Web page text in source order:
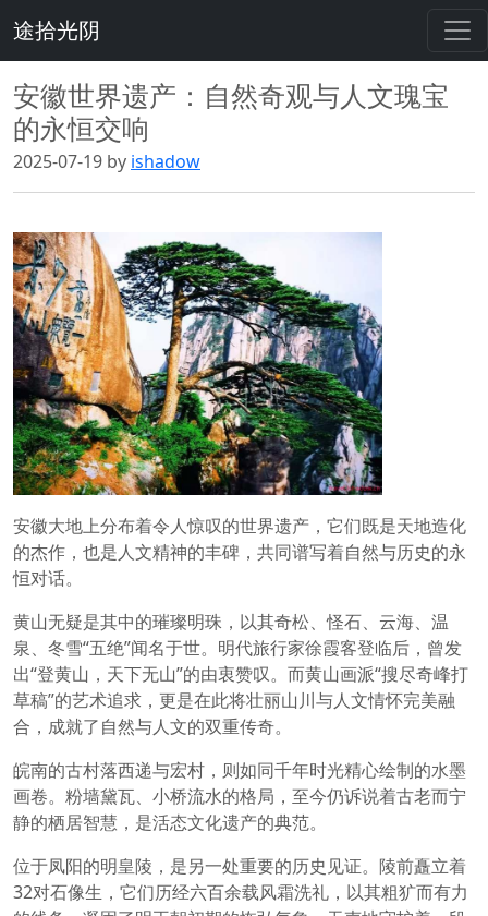
途拾光阴
安徽世界遗产：自然奇观与人文瑰宝
的永恒交响
2025-07-19 by ishadow
安徽大地上分布着令人惊叹的世界遗产，它们既是天地造化
的杰作，也是人文精神的丰碑，共同谱写着自然与历史的永
恒对话。
黄山无疑是其中的璀璨明珠，以其奇松、怪石、云海、温
泉、冬雪“五绝”闻名于世。明代旅行家徐霞客登临后，曾发
出“登黄山，天下无山”的由衷赞叹。而黄山画派“搜尽奇峰打
草稿”的艺术追求，更是在此将壮丽山川与人文情怀完美融
合，成就了自然与人文的双重传奇。
皖南的古村落西递与宏村，则如同千年时光精心绘制的水墨
画卷。粉墙黛瓦、小桥流水的格局，至今仍诉说着古老而宁
静的栖居智慧，是活态文化遗产的典范。
位于凤阳的明皇陵，是另一处重要的历史见证。陵前矗立着
32对石像生，它们历经六百余载风霜洗礼，以其粗犷而有力